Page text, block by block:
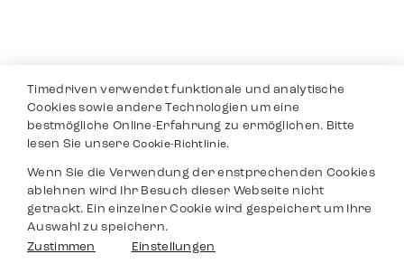
Timedriven verwendet funktionale und analytische
Cookies sowie andere Technologien um eine
bestmögliche Online-Erfahrung zu ermöglichen. Bitte
lesen Sie unsereCookie-Richtlinie.
Wenn Sie die Verwendung der enstprechenden Cookies
ablehnen wird Ihr Besuch dieser Webseite nicht
getrackt. Ein einzelner Cookie wird gespeichert um Ihre
Auswahl zu speichern.
Zustimmen
Einstellungen